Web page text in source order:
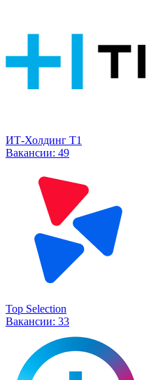
ИТ-Холдинг Т1
Вакансии: 49
Top Selection
Вакансии: 33